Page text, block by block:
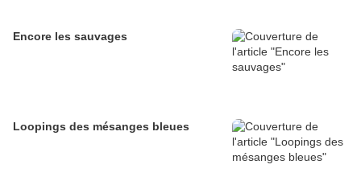
Encore les sauvages
Loopings des mésanges bleues